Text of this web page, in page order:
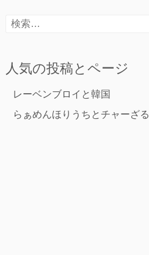
き
検
人気の投稿とページ
レーベンブロイと韓国
らぁめんほりうちとチャーざる